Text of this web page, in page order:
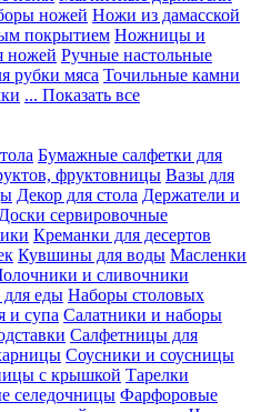
ножей Ножи из дамасской
покрытием Ножницы и
ножей Ручные настольные
рубки мяса Точильные камни
... Показать все
Бумажные салфетки для
фруктовницы Вазы для
Декор для стола Держатели и
Доски сервировочные
Креманки для десертов
Кувшины для воды Масленки
и сливочники
еды Наборы столовых
и супа Салатники и наборы
Салфетницы для
Соусники и соусницы
с крышкой Тарелки
селедочницы Фарфоровые